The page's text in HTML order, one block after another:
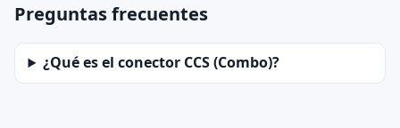
Preguntas frecuentes
¿Qué es el conector CCS (Combo)?